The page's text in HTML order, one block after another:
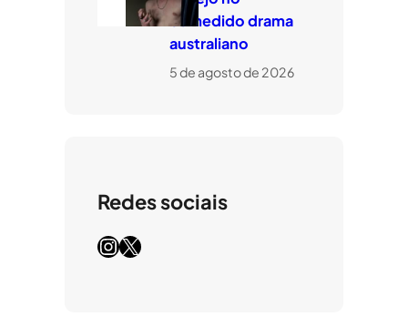
comedido drama
australiano
5 de agosto de 2026
Redes sociais
InstagramX